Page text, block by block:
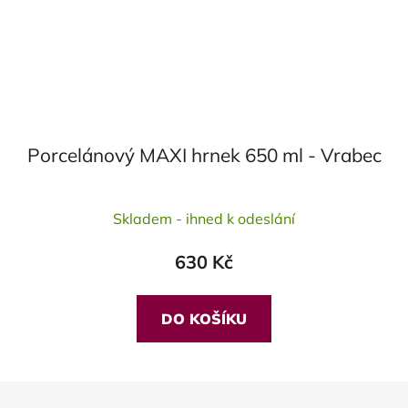
Porcelánový MAXI hrnek 650 ml - Vrabec
Skladem - ihned k odeslání
630 Kč
DO KOŠÍKU